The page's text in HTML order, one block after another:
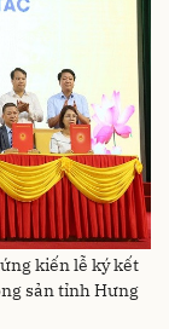
kiến lễ ký kết
sản tỉnh Hưng